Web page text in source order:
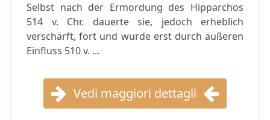
Selbst nach der Ermordung des Hipparchos
514 v. Chr. dauerte sie, jedoch erheblich
verschärft, fort und wurde erst durch äußeren
Einfluss 510 v. ...
Vedi maggiori dettagli